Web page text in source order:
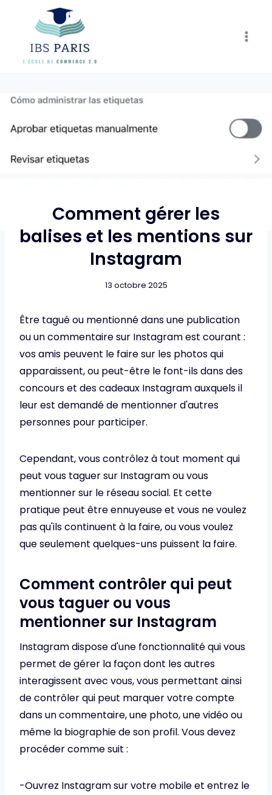
content
Comment gérer les
balises et les mentions sur
Instagram
13 octobre 2025
Être tagué ou mentionné dans une publication
ou un commentaire sur Instagram est courant :
vos amis peuvent le faire sur les photos qui
apparaissent, ou peut-être le font-ils dans des
concours et des cadeaux Instagram auxquels il
leur est demandé de mentionner d'autres
personnes pour participer.
Cependant, vous contrôlez à tout moment qui
peut vous taguer sur Instagram ou vous
mentionner sur le réseau social. Et cette
pratique peut être ennuyeuse et vous ne voulez
pas qu'ils continuent à la faire, ou vous voulez
que seulement quelques-uns puissent la faire.
Comment contrôler qui peut
vous taguer ou vous
mentionner sur Instagram
Instagram dispose d'une fonctionnalité qui vous
permet de gérer la façon dont les autres
interagissent avec vous, vous permettant ainsi
de contrôler qui peut marquer votre compte
dans un commentaire, une photo, une vidéo ou
même la biographie de son profil. Vous devez
procéder comme suit :
-Ouvrez Instagram sur votre mobile et entrez le